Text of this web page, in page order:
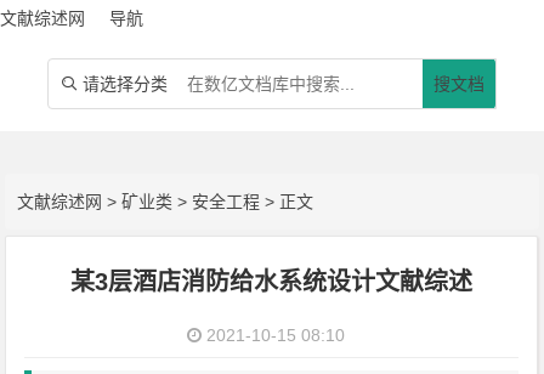
文献综述网 导航
 请选择分类 搜文档
文献综述网 >矿业类 > 安全工程 > 正文
某3层酒店消防给水系统设计文献综述
2021-10-15 08:10